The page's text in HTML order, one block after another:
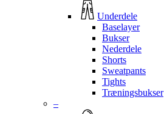
Underdele
Baselayer
Bukser
Nederdele
Shorts
Sweatpants
Tights
Træningsbukser
–